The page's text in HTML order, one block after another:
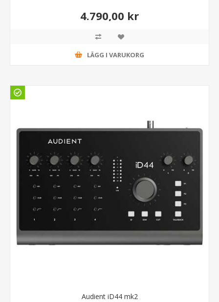
4.790,00 kr
LÄGG I VARUKORG
Audient iD44 mk2